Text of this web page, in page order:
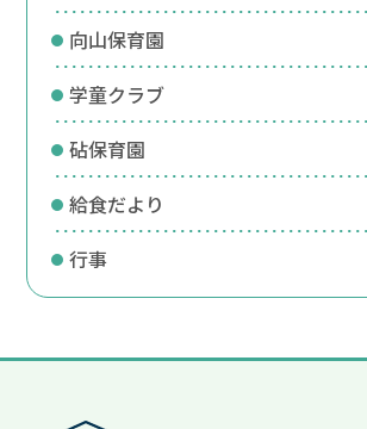
向山保育園
学童クラブ
砧保育園
給食だより
行事